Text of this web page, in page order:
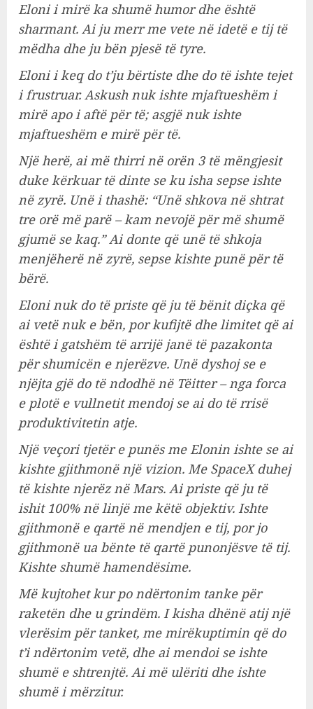
Eloni i mirë ka shumë humor dhe është
sharmant. Ai ju merr me vete në idetë e tij të
mëdha dhe ju bën pjesë të tyre.
Eloni i keq do t’ju bërtiste dhe do të ishte tejet
i frustruar. Askush nuk ishte mjaftueshëm i
mirë apo i aftë për të; asgjë nuk ishte
mjaftueshëm e mirë për të.
Një herë, ai më thirri në orën 3 të mëngjesit
duke kërkuar të dinte se ku isha sepse ishte
në zyrë. Unë i thashë: “Unë shkova në shtrat
tre orë më parë – kam nevojë për më shumë
gjumë se kaq.” Ai donte që unë të shkoja
menjëherë në zyrë, sepse kishte punë për të
bërë.
Eloni nuk do të priste që ju të bënit diçka që
ai vetë nuk e bën, por kufijtë dhe limitet që ai
është i gatshëm të arrijë janë të pazakonta
për shumicën e njerëzve. Unë dyshoj se e
njëjta gjë do të ndodhë në Tëitter – nga forca
e plotë e vullnetit mendoj se ai do të rrisë
produktivitetin atje.
Një veçori tjetër e punës me Elonin ishte se ai
kishte gjithmonë një vizion. Me SpaceX duhej
të kishte njerëz në Mars. Ai priste që ju të
ishit 100% në linjë me këtë objektiv. Ishte
gjithmonë e qartë në mendjen e tij, por jo
gjithmonë ua bënte të qartë punonjësve të tij.
Kishte shumë hamendësime.
Më kujtohet kur po ndërtonim tanke për
raketën dhe u grindëm. I kisha dhënë atij një
vlerësim për tanket, me mirëkuptimin që do
t’i ndërtonim vetë, dhe ai mendoi se ishte
shumë e shtrenjtë. Ai më ulëriti dhe ishte
shumë i mërzitur.